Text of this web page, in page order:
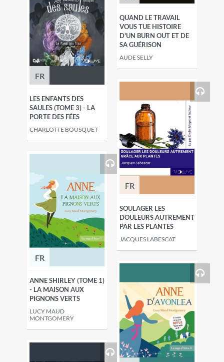
FR
LES ENFANTS DES
SAULES (TOME 3) - LA
PORTE DES FÉES
CHARLOTTE BOUSQUET
QUAND LE TRAVAIL
VOUS TUE HISTOIRE
D'UN BURN OUT ET DE
SA GUÉRISON
AUDE SELLY
FR
ANNE SHIRLEY (TOME 1)
- LA MAISON AUX
PIGNONS VERTS
LUCY MAUD
MONTGOMERY
FR
SOULAGER LES
DOULEURS AUTREMENT
PAR LES PLANTES
JACQUES LABESCAT